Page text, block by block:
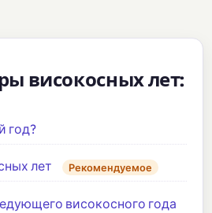
високосных лет:
год?
лет Рекомендуемое
високосного года